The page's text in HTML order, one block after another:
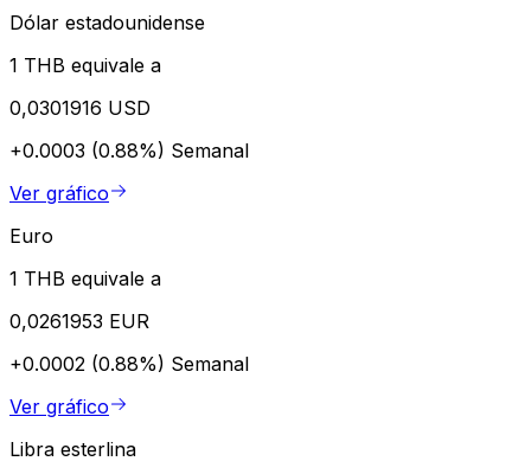
Dólar estadounidense
1 THB equivale a
0,0301916 USD
+0.0003 (0.88%) Semanal
Ver gráfico
Euro
1 THB equivale a
0,0261953 EUR
+0.0002 (0.88%) Semanal
Ver gráfico
Libra esterlina